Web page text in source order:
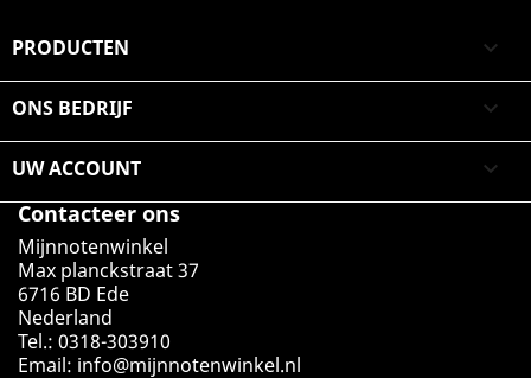
PRODUCTEN 
ONS BEDRIJF 
UW ACCOUNT

Contacteer ons
Mijnnotenwinkel
Max planckstraat 37
6716 BD Ede
Nederland
Tel.: 0318-303910
Email: info@mijnnotenwinkel.nl